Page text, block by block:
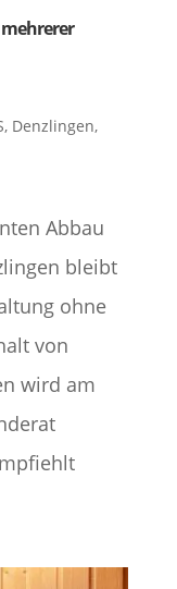
, Denzlingen,
Abbau
bleibt
ohne
von
wird am